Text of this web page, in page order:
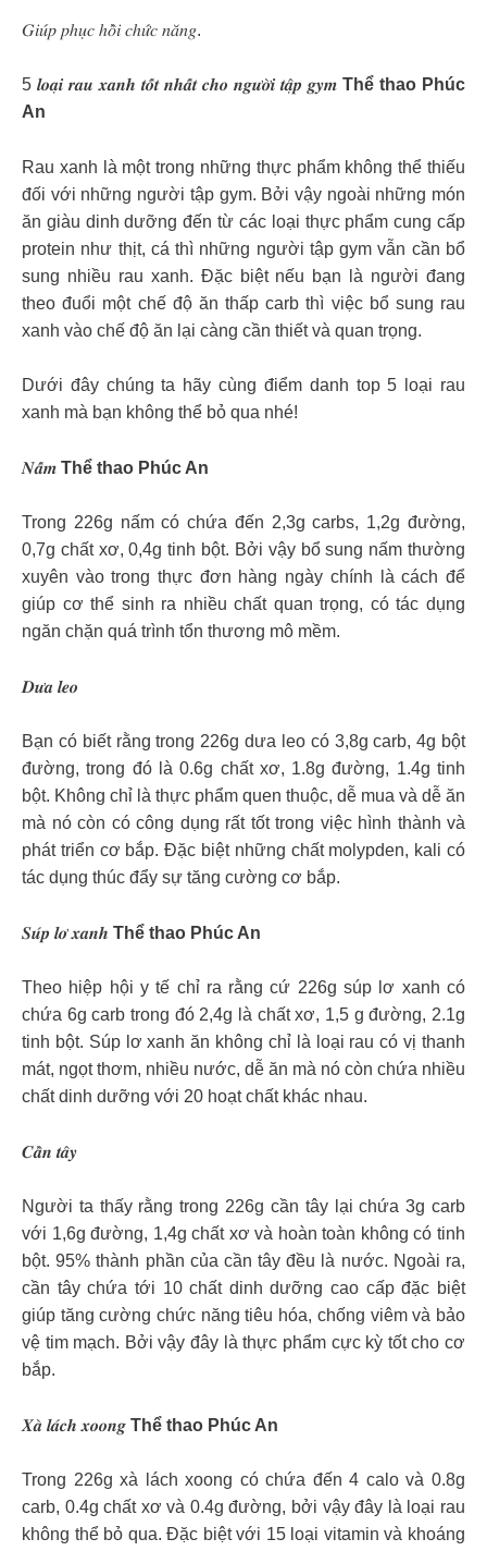
𝐺𝑖𝑢́𝑝 𝑝ℎ𝑢̣𝑐 ℎ𝑜̂̀𝑖 𝑐ℎ𝑢̛́𝑐 𝑛𝑎̆𝑛𝑔.
5 𝒍𝒐𝒂̣𝒊 𝒓𝒂𝒖 𝒙𝒂𝒏𝒉 𝒕𝒐̂́𝒕 𝒏𝒉𝒂̂́𝒕 𝒄𝒉𝒐 𝒏𝒈𝒖̛𝒐̛̀𝒊 𝒕𝒂̣̂𝒑 𝒈𝒚𝒎 Thể thao Phúc
An
Rau xanh là một trong những thực phẩm không thể thiếu
đối với những người tập gym. Bởi vậy ngoài những món
ăn giàu dinh dưỡng đến từ các loại thực phẩm cung cấp
protein như thịt, cá thì những người tập gym vẫn cần bổ
sung nhiều rau xanh. Đặc biệt nếu bạn là người đang
theo đuổi một chế độ ăn thấp carb thì việc bổ sung rau
xanh vào chế độ ăn lại càng cần thiết và quan trọng.
Dưới đây chúng ta hãy cùng điểm danh top 5 loại rau
xanh mà bạn không thể bỏ qua nhé!
𝑵𝒂̂́𝒎 Thể thao Phúc An
Trong 226g nấm có chứa đến 2,3g carbs, 1,2g đường,
0,7g chất xơ, 0,4g tinh bột. Bởi vậy bổ sung nấm thường
xuyên vào trong thực đơn hàng ngày chính là cách để
giúp cơ thể sinh ra nhiều chất quan trọng, có tác dụng
ngăn chặn quá trình tổn thương mô mềm.
𝑫𝒖̛𝒂 𝒍𝒆𝒐
Bạn có biết rằng trong 226g dưa leo có 3,8g carb, 4g bột
đường, trong đó là 0.6g chất xơ, 1.8g đường, 1.4g tinh
bột. Không chỉ là thực phẩm quen thuộc, dễ mua và dễ ăn
mà nó còn có công dụng rất tốt trong việc hình thành và
phát triển cơ bắp. Đặc biệt những chất molypden, kali có
tác dụng thúc đẩy sự tăng cường cơ bắp.
𝑺𝒖́𝒑 𝒍𝒐̛ 𝒙𝒂𝒏𝒉 Thể thao Phúc An
Theo hiệp hội y tế chỉ ra rằng cứ 226g súp lơ xanh có
chứa 6g carb trong đó 2,4g là chất xơ, 1,5 g đường, 2.1g
tinh bột. Súp lơ xanh ăn không chỉ là loại rau có vị thanh
mát, ngọt thơm, nhiều nước, dễ ăn mà nó còn chứa nhiều
chất dinh dưỡng với 20 hoạt chất khác nhau.
𝑪𝒂̂̀𝒏 𝒕𝒂̂𝒚
Người ta thấy rằng trong 226g cần tây lại chứa 3g carb
với 1,6g đường, 1,4g chất xơ và hoàn toàn không có tinh
bột. 95% thành phần của cần tây đều là nước. Ngoài ra,
cần tây chứa tới 10 chất dinh dưỡng cao cấp đặc biệt
giúp tăng cường chức năng tiêu hóa, chống viêm và bảo
vệ tim mạch. Bởi vậy đây là thực phẩm cực kỳ tốt cho cơ
bắp.
𝑿𝒂̀ 𝒍𝒂́𝒄𝒉 𝒙𝒐𝒐𝒏𝒈 Thể thao Phúc An
Trong 226g xà lách xoong có chứa đến 4 calo và 0.8g
carb, 0.4g chất xơ và 0.4g đường, bởi vậy đây là loại rau
không thể bỏ qua. Đặc biệt với 15 loại vitamin và khoáng